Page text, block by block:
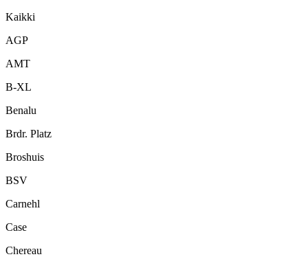
Kaikki
AGP
AMT
B-XL
Benalu
Brdr. Platz
Broshuis
BSV
Carnehl
Case
Chereau